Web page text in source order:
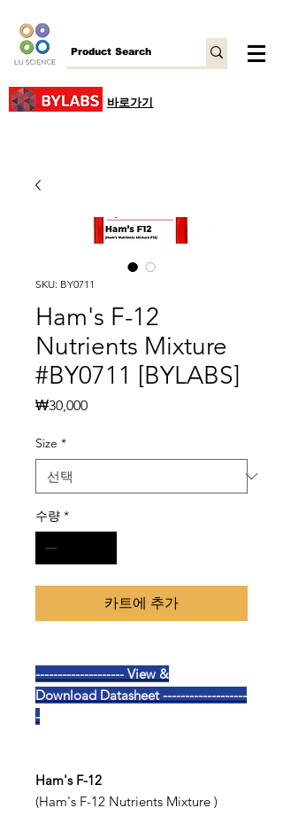
바로가기
SKU: BY0711
Ham's F-12
Nutrients Mixture
#BY0711 [BYLABS]
₩30,000가
Size *
수량 *
카트에 추가
-------------------- View &
Download Datasheet -------------------
-
Ham's F-12
(Ham's F-12 Nutrients Mixture )